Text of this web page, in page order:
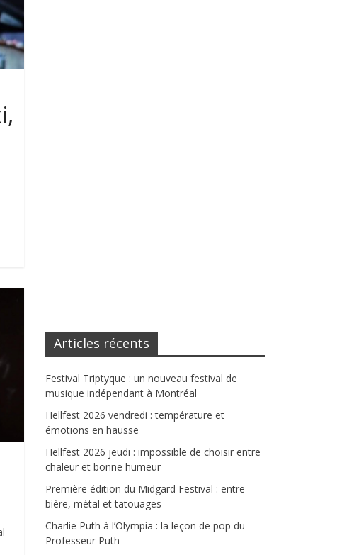
Articles récents
Festival Triptyque : un nouveau festival de
musique indépendant à Montréal
Hellfest 2026 vendredi : température et
émotions en hausse
Hellfest 2026 jeudi : impossible de choisir entre
chaleur et bonne humeur
Première édition du Midgard Festival : entre
bière, métal et tatouages
Charlie Puth à l’Olympia : la leçon de pop du
Professeur Puth